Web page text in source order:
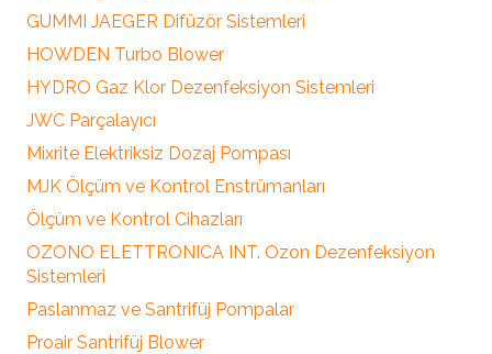
GUMMI JAEGER Difüzör Sistemleri
HOWDEN Turbo Blower
HYDRO Gaz Klor Dezenfeksiyon Sistemleri
JWC Parçalayıcı
Mixrite Elektriksiz Dozaj Pompası
MJK Ölçüm ve Kontrol Enstrümanları
Ölçüm ve Kontrol Cihazları
OZONO ELETTRONICA INT. Ozon Dezenfeksiyon
Sistemleri
Paslanmaz ve Santrifüj Pompalar
Proair Santrifüj Blower